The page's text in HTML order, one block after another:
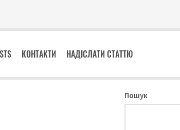
КОНТАКТИ НАДІСЛАТИ СТАТТЮ
Пошук